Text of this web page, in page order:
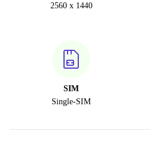
2560 x 1440
SIM
Single-SIM